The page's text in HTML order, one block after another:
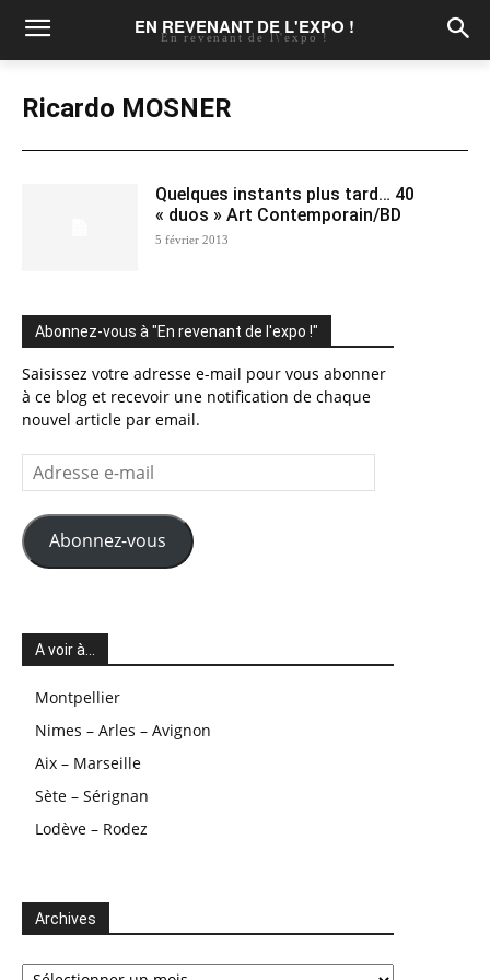
EN REVENANT DE L'EXPO !
En revenant de l\'expo !
Ricardo MOSNER
Quelques instants plus tard… 40
« duos » Art Contemporain/BD
5 février 2013
Abonnez-vous à "En revenant de l'expo !"
Saisissez votre adresse e-mail pour vous abonner
à ce blog et recevoir une notification de chaque
nouvel article par email.
Adresse
e-
mail
Abonnez-vous
A voir à…
Montpellier
Nimes – Arles – Avignon
Aix – Marseille
Sète – Sérignan
Lodève – Rodez
Archives
Archives